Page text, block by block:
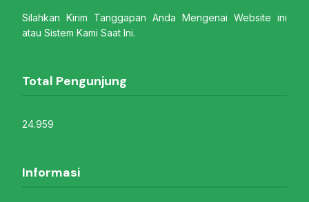
Silahkan Kirim Tanggapan Anda Mengenai Website ini
atau Sistem Kami Saat Ini.
Total Pengunjung
24.959
Informasi